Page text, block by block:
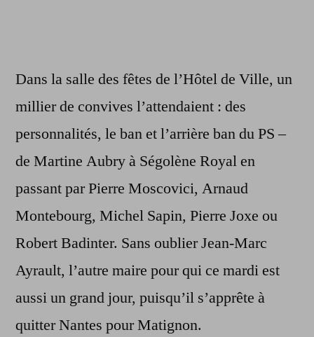
Dans la salle des fêtes de l’Hôtel de Ville, un
millier de convives l’attendaient : des
personnalités, le ban et l’arrière ban du PS –
de Martine Aubry à Ségolène Royal en
passant par Pierre Moscovici, Arnaud
Montebourg, Michel Sapin, Pierre Joxe ou
Robert Badinter. Sans oublier Jean-Marc
Ayrault, l’autre maire pour qui ce mardi est
aussi un grand jour, puisqu’il s’apprête à
quitter Nantes pour Matignon.